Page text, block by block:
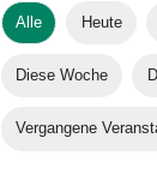
Alle Heute
Diese Woche
Vergangene